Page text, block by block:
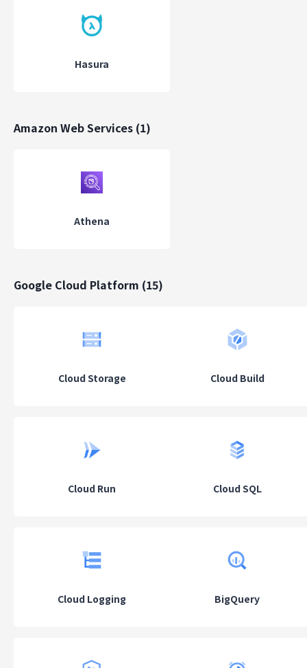
Hasura
Amazon Web Services (1)
Athena
Google Cloud Platform (15)
Cloud Storage Cloud Build
Cloud Run Cloud SQL
Cloud Logging BigQuery